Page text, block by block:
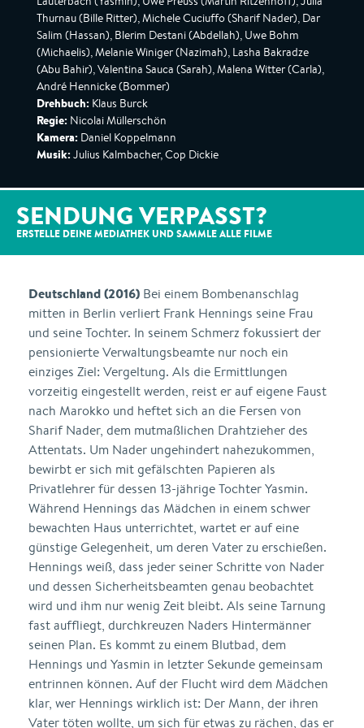
Thurnau (Bille Ritter), Michele Cuciuffo (Sharif Nader), Dar
Salim (Hassan), Blerim Destani (Abdellah), Uwe Bohm
(Michaelis), Melanie Winiger (Nazimah), Lasha Bakradze
(Abu Bahir), Valentina Sauca (Sarah), Malena Witter (Carla),
André Hennicke (Bommer)
Drehbuch: Klaus Burck
Regie: Nicolai Müllerschön
Kamera: Daniel Koppelmann
Musik: Julius Kalmbacher, Cop Dickie
SENDUNG VERPASST?
ERSTELLE DEINE MEDIATHEK UND SAMMLE ALLE FILME
Deutschland (2016) Bei einem Bombenanschlag
mitten in Berlin verliert Frank Hennings seine Frau
und seine Tochter. In seinem Schmerz fokussiert der
pensionierte Verwaltungsbeamte nur noch ein
einziges Ziel: Vergeltung. Als die Ermittlungen
vorzeitig eingestellt werden, reist er auf eigene Faust
nach Marokko und heftet sich an die Fersen von
Sharif Nader, dem mutmaßlichen Drahtzieher des
Attentats. Um Nader ungehindert nahezukommen,
bewirbt er sich mit gefälschten Papieren als
Privatlehrer für dessen 13-jährige Tochter Yasmin.
Während Hennings das Mädchen in einem schwer
bewachten Haus unterrichtet, wartet er auf eine
günstige Gelegenheit, um deren Vater zu erschießen.
Hennings weiß, dass jeder seiner Schritte von Nader
und dessen Sicherheitsbeamten genau beobachtet
wird und ihm nur wenig Zeit bleibt. Als seine Tarnung
fast auffliegt, durchkreuzen Naders Hintermänner
seinen Plan. Es kommt zu einem Blutbad, dem
Hennings und Yasmin in letzter Sekunde gemeinsam
entrinnen können. Auf der Flucht wird dem Mädchen
klar, wer Hennings wirklich ist: Der Mann, der ihren
Vater töten wollte, um sich für etwas zu rächen, das er